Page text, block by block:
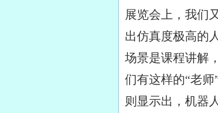
展览会上，我们
出仿真度极高的
场景是课程讲解
们有这样的“老
则显示出，机器